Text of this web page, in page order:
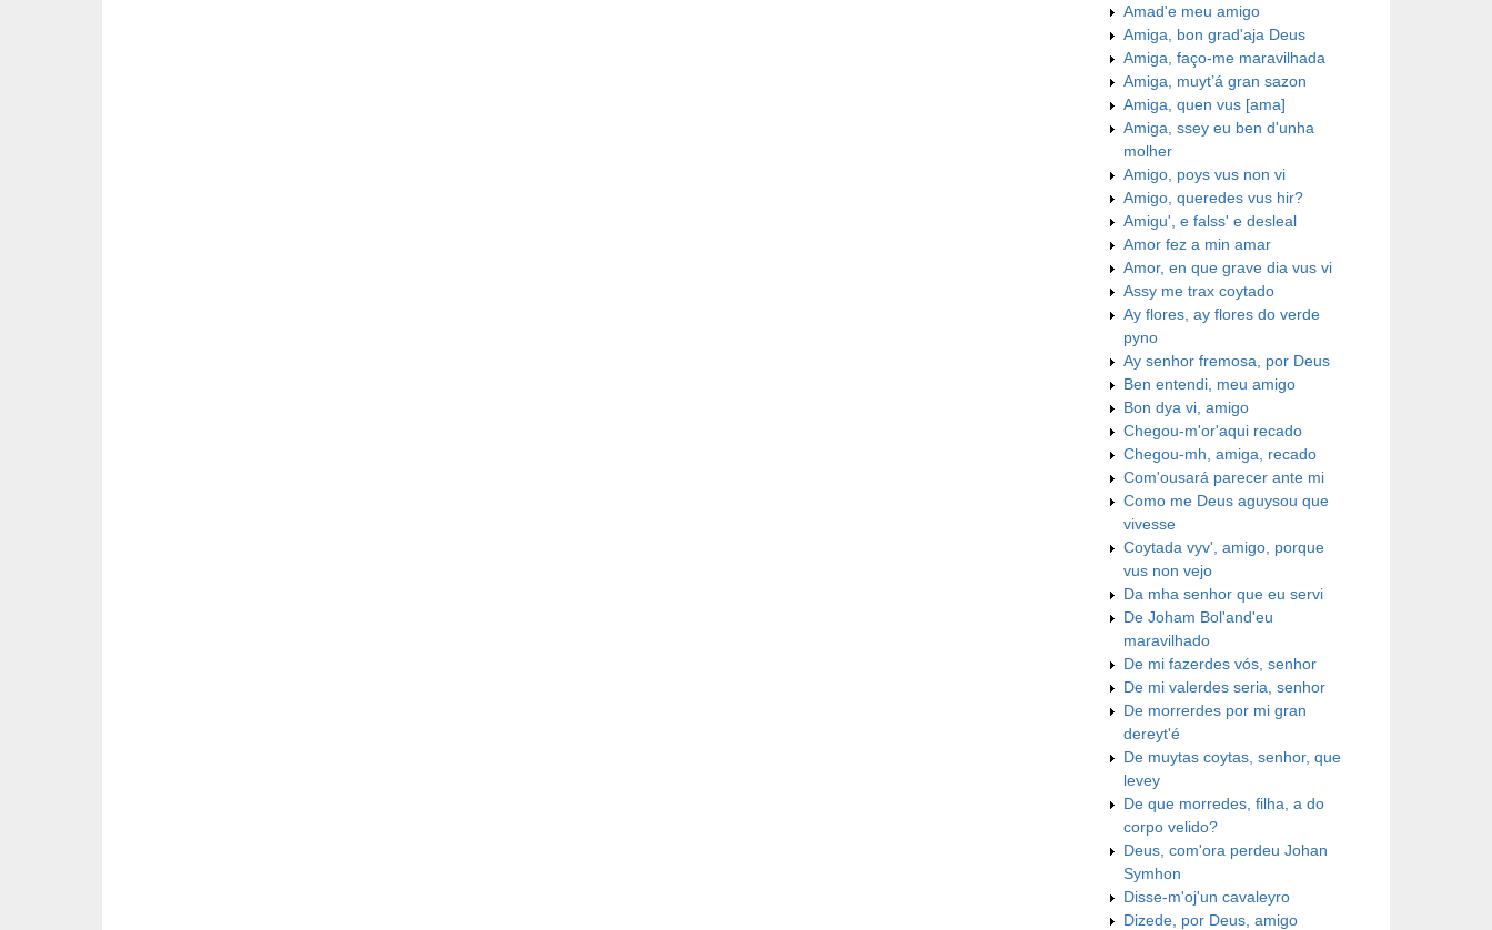
Amad'e meu amigo
Amiga, bon grad'aja Deus
Amiga, faço-me maravilhada
Amiga, muyt’á gran sazon
Amiga, quen vus [ama]
Amiga, ssey eu ben d'unha
molher
Amigo, poys vus non vi
Amigo, queredes vus hir?
Amigu', e falss' e desleal
Amor fez a min amar
Amor, en que grave dia vus vi
Assy me trax coytado
Ay flores, ay flores do verde
pyno
Ay senhor fremosa, por Deus
Ben entendi, meu amigo
Bon dya vi, amigo
Chegou-m'or'aqui recado
Chegou-mh, amiga, recado
Com'ousará parecer ante mi
Como me Deus aguysou que
vivesse
Coytada vyv', amigo, porque
vus non vejo
Da mha senhor que eu servi
De Joham Bol'and'eu
maravilhado
De mi fazerdes vós, senhor
De mi valerdes seria, senhor
De morrerdes por mi gran
dereyt'é
De muytas coytas, senhor, que
levey
De que morredes, filha, a do
corpo velido?
Deus, com'ora perdeu Johan
Symhon
Disse-m'oj'un cavaleyro
Dizede, por Deus, amigo